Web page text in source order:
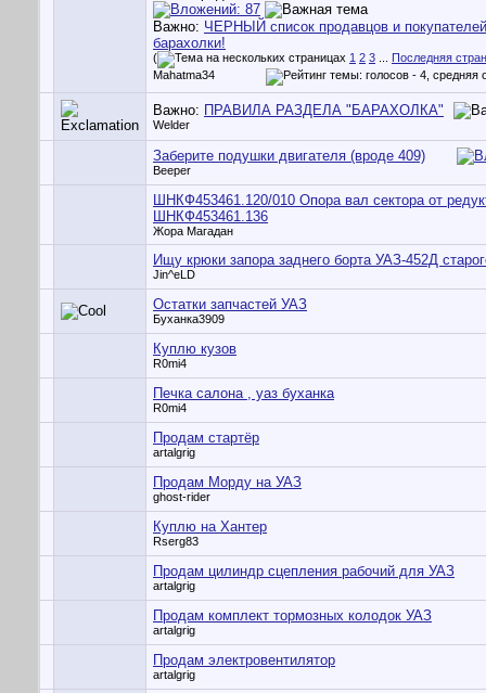
Важно: ЧЕРНЫЙ список продавцов и покупателей
барахолки!
( 1 2 3
Последняя
Mahatma34
Важно: ПРАВИЛА РАЗДЕЛА "БАРАХОЛКА"
Welder
Заберите подушки двигателя (вроде 409)
Beeper
ШНКФ453461.120/010 Опора вал сектора от
ШНКФ453461.136
Жора Магадан
Ищу крюки запора заднего борта УАЗ-452Д
Jin^eLD
Остатки запчастей УАЗ
Буханка3909
Куплю кузов
R0mi4
Печка салона , уаз буханка
R0mi4
Продам стартёр
artalgrig
Продам Морду на УАЗ
ghost-rider
Куплю на Хантер
Rserg83
Продам цилиндр сцепления рабочий для УАЗ
artalgrig
Продам комплект тормозных колодок УАЗ
artalgrig
Продам электровентилятор
artalgrig